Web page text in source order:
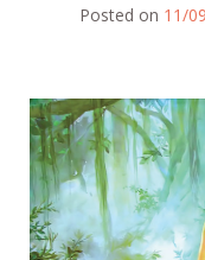
Posted on 11/